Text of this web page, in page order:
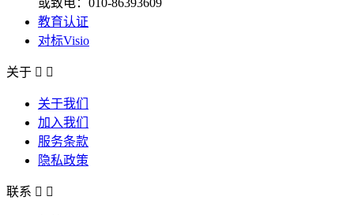
教育认证
对标Visio
关于  
关于我们
加入我们
服务条款
隐私政策
联系  